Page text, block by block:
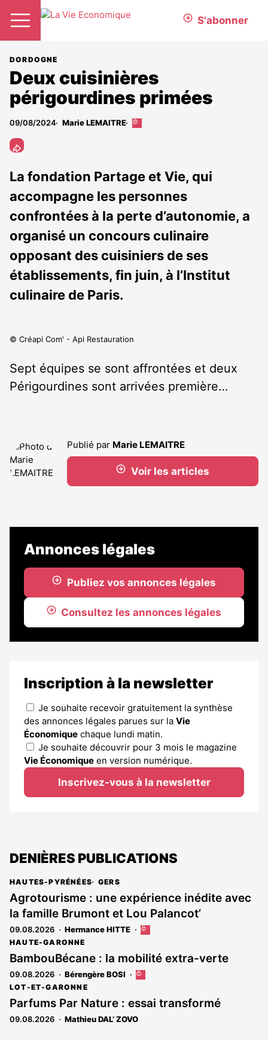
S'abonner
DORDOGNE
Deux cuisinières
périgourdines primées
09/08/2024 Marie LEMAITRE
Cet
abonnés
La fondation Partage et Vie, qui
accompagne les personnes
confrontées à la perte d’autonomie, a
organisé un concours culinaire
opposant des cuisiniers de ses
établissements, fin juin, à l’Institut
culinaire de Paris.
© Créapi Com' - Api Restauration
Sept équipes se sont affrontées et deux
Périgourdines sont arrivées première…
Publié par Marie LEMAITRE
Voir les articles
Annonces légales
Publiez vos annonces légales
Consultez les annonces légales
Inscription à la newsletter
Je souhaite recevoir gratuitement la synthèse
des annonces légales parues sur la Vie
Économique chaque lundi matin.
Je souhaite découvrir pour 3 mois le magazine
Vie Économique en version numérique.
Inscrivez-vous à la newsletter
DENIÈRES PUBLICATIONS
HAUTES-PYRÉNÉES GERS
Agrotourisme : une expérience inédite avec
la famille Brumont et Lou Palancot’
09.08.2026 Hermance HITTE
Cet
est
réservé
aux
HAUTE-GARONNE
BambouBécane : la mobilité extra-verte
09.08.2026 Bérengère BOSI
Cet
réservé
aux
LOT-ET-GARONNE
Parfums Par Nature : essai transformé
09.08.2026 Mathieu DAL’ ZOVO